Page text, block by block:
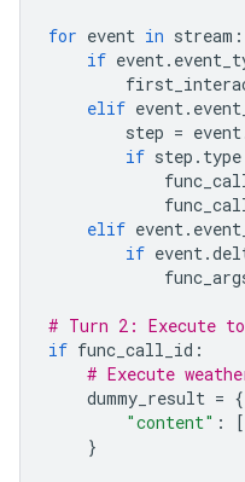
for event in stream :
if event.
elif event.
step = event
if step . type
elif event.
if event.
# Turn 2: Execute
if func_call_id :
# Execute
dummy_result = {
"content" :
}